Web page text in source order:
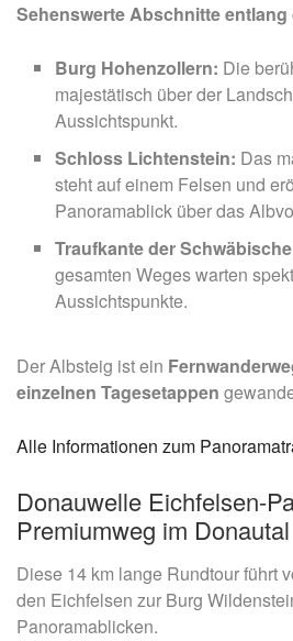
Sehenswerte Abschnitte
Burg Hohenzollern: Die
majestätisch über der
Aussichtspunkt.
Schloss Lichtenstein: Das
steht auf einem Felsen und
Panoramablick über das
Traufkante der
gesamten Weges warten
Aussichtspunkte.
Der Albsteig ist ein
einzelnen Tagesetappen
Alle Informationen zum
Donauwelle Eichfelsen-
Premiumweg im Donautal
Diese 14 km lange Rundtour führt
den Eichfelsen zur Burg
Panoramablicken.​